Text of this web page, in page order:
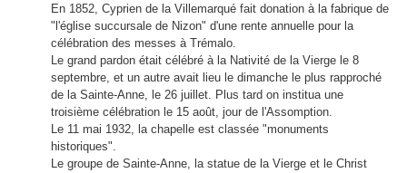
En 1852, Cyprien de la Villemarqué fait donation à la fabrique de
"l'église succursale de Nizon" d'une rente annuelle pour la
célébration des messes à Trémalo.
Le grand pardon était célébré à la Nativité de la Vierge le 8
septembre, et un autre avait lieu le dimanche le plus rapproché
de la Sainte-Anne, le 26 juillet. Plus tard on institua une
troisième célébration le 15 août, jour de l'Assomption.
Le 11 mai 1932, la chapelle est classée "monuments
historiques".
Le groupe de Sainte-Anne, la statue de la Vierge et le Christ